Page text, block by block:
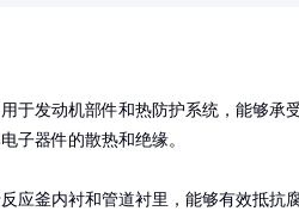
于发动机部件和热防护系统，能够承
子器件的散热和绝缘。
应釜内衬和管道衬里，能够有效抵抗